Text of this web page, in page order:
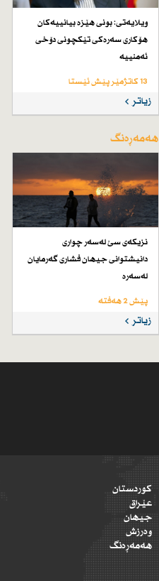
ویلایەتی: بونی هێزە بیانییەكان
هۆكاری سەرەكی تێكچونی دۆخی
ئەمنییە
13 کاتژمێر پێش ئێستا
زیاتر
هەمەڕەنگ
نزیكەی سێ لەسەر چواری
دانیشتوانی جیهان فشاری گەرمایان
لەسەرە
پێش 2 هەفتە
زیاتر
کوردستان
عێراق
جیهان
وەرزش
هەمەڕەنگ